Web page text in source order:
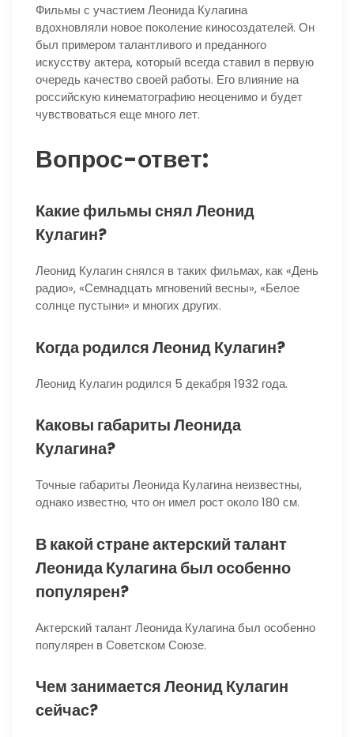
Фильмы с участием Леонида Кулагина
вдохновляли новое поколение киносоздателей. Он
был примером талантливого и преданного
искусству актера, который всегда ставил в первую
очередь качество своей работы. Его влияние на
российскую кинематографию неоценимо и будет
чувствоваться еще много лет.
Вопрос-ответ:
Какие фильмы снял Леонид
Кулагин?
Леонид Кулагин снялся в таких фильмах, как «День
радио», «Семнадцать мгновений весны», «Белое
солнце пустыни» и многих других.
Когда родился Леонид Кулагин?
Леонид Кулагин родился 5 декабря 1932 года.
Каковы габариты Леонида
Кулагина?
Точные габариты Леонида Кулагина неизвестны,
однако известно, что он имел рост около 180 см.
В какой стране актерский талант
Леонида Кулагина был особенно
популярен?
Актерский талант Леонида Кулагина был особенно
популярен в Советском Союзе.
Чем занимается Леонид Кулагин
сейчас?